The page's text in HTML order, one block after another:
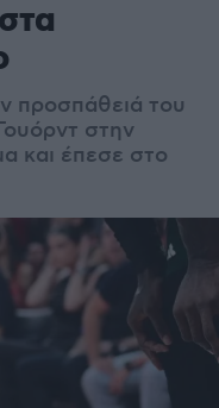
προσπάθειά του
στην
και έπεσε στο